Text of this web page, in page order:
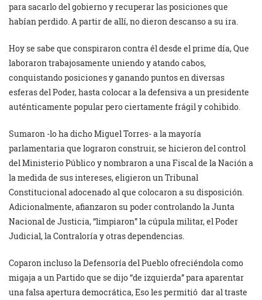
para sacarlo del gobierno y recuperar las posiciones que
habían perdido. A partir de allí, no dieron descanso a su ira.
Hoy se sabe que conspiraron contra él desde el prime día, Que
laboraron trabajosamente uniendo y atando cabos,
conquistando posiciones y ganando puntos en diversas
esferas del Poder, hasta colocar a la defensiva a un presidente
auténticamente popular pero ciertamente frágil y cohibido.
Sumaron -lo ha dicho Miguel Torres- a la mayoría
parlamentaria que lograron construir, se hicieron del control
del Ministerio Público y nombraron a una Fiscal de la Nación a
la medida de sus intereses, eligieron un Tribunal
Constitucional adocenado al que colocaron a su disposición.
Adicionalmente, afianzaron su poder controlando la Junta
Nacional de Justicia, “limpiaron” la cúpula militar, el Poder
Judicial, la Contraloría y otras dependencias.
Coparon incluso la Defensoría del Pueblo ofreciéndola como
migaja a un Partido que se dijo “de izquierda” para aparentar
una falsa apertura democrática, Eso les permitió dar al traste